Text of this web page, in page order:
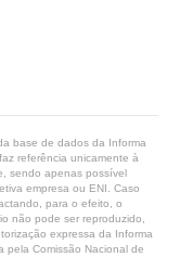
base de dados da Informa
referência unicamente à
sendo apenas possível
empresa ou ENI. Caso
para o efeito, o
não pode ser reproduzido,
expressa da Informa
pela Comissão Nacional de